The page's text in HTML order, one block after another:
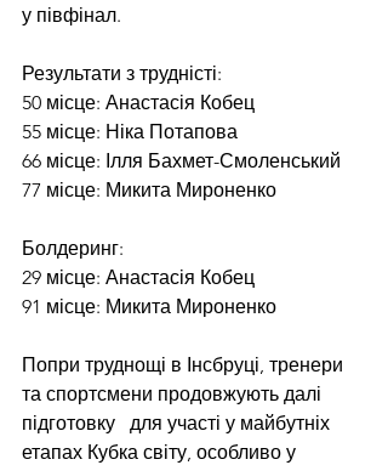
у півфінал.
Результати з трудністі:
50 місце: Анастасія Кобец
55 місце: Ніка Потапова
66 місце: Ілля Бахмет-Смоленський
77 місце: Микита Мироненко
Болдеринг:
29 місце: Анастасія Кобец
91 місце: Микита Мироненко
Попри труднощі в Інсбруці, тренери
та спортсмени продовжують далі
підготовку   для участі у майбутніх
етапах Кубка світу, особливо у